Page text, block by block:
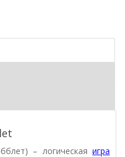
– логическаяигра